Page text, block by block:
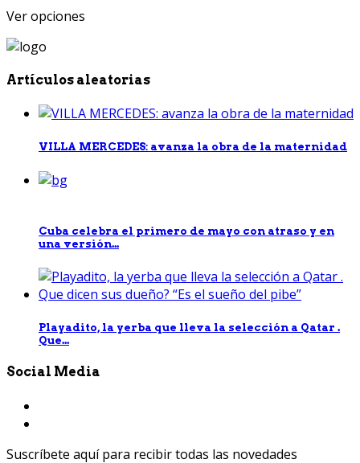
Ver opciones
Artículos aleatorias
VILLA MERCEDES: avanza la obra de la maternidad
Cuba celebra el primero de mayo con atraso y en
una versión...
Playadito, la yerba que lleva la selección a Qatar .
Que...
Social Media
Suscríbete aquí para recibir todas las novedades